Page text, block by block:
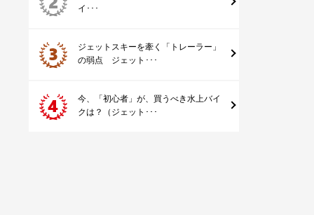
イ･･･
ジェットスキーを牽く「トレーラー」
の弱点 ジェット･･･
今、「初心者」が、買うべき水上バイ
クは？（ジェット･･･